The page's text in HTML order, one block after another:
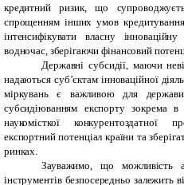
кредитний ризик, що
спрощенням інших умов
інтенсифікувати власну
водночас, зберігаючи фінансовий
Державні субсидії, маючи
надаються суб’єктам інноваційної
міркувань є важливою для
субсидіюванням експорту зокрема в
наукомісткої конкурентоздатної
експортний потенціал країни та
ринках.
Зауважимо, що можливість
інструментів безпосередньо залежить